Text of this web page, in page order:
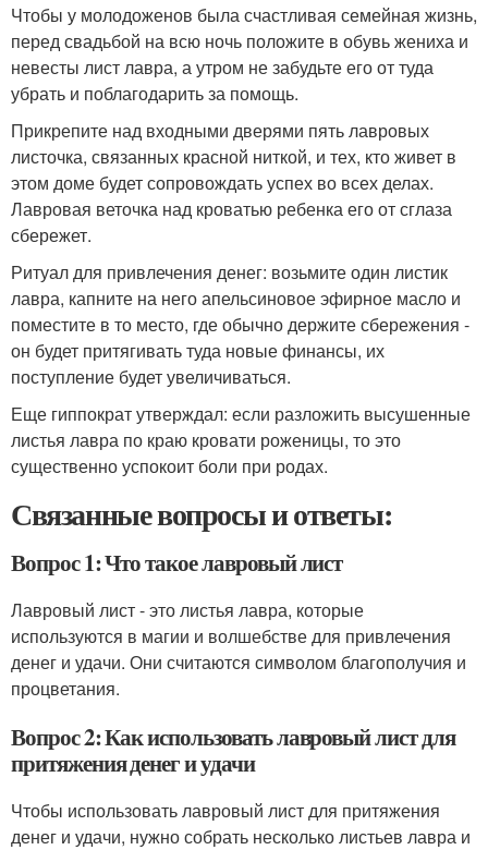
Чтобы у молодоженов была счастливая семейная жизнь,
перед свадьбой на всю ночь положите в обувь жениха и
невесты лист лавра, а утром не забудьте его от туда
убрать и поблагодарить за помощь.
Прикрепите над входными дверями пять лавровых
листочка, связанных красной ниткой, и тех, кто живет в
этом доме будет сопровождать успех во всех делах.
Лавровая веточка над кроватью ребенка его от сглаза
сбережет.
Ритуал для привлечения денег: возьмите один листик
лавра, капните на него апельсиновое эфирное масло и
поместите в то место, где обычно держите сбережения -
он будет притягивать туда новые финансы, их
поступление будет увеличиваться.
Еще гиппократ утверждал: если разложить высушенные
листья лавра по краю кровати роженицы, то это
существенно успокоит боли при родах.
Связанные вопросы и ответы:
Вопрос 1: Что такое лавровый лист
Лавровый лист - это листья лавра, которые
используются в магии и волшебстве для привлечения
денег и удачи. Они считаются символом благополучия и
процветания.
Вопрос 2: Как использовать лавровый лист для
притяжения денег и удачи
Чтобы использовать лавровый лист для притяжения
денег и удачи, нужно собрать несколько листьев лавра и